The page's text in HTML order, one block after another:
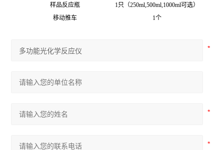
样品反应瓶
1只（250ml,500ml,1000ml可选）
移动推车
1个